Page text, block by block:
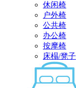
休闲椅
户外椅
公共椅
办公椅
按摩椅
床榻/凳子